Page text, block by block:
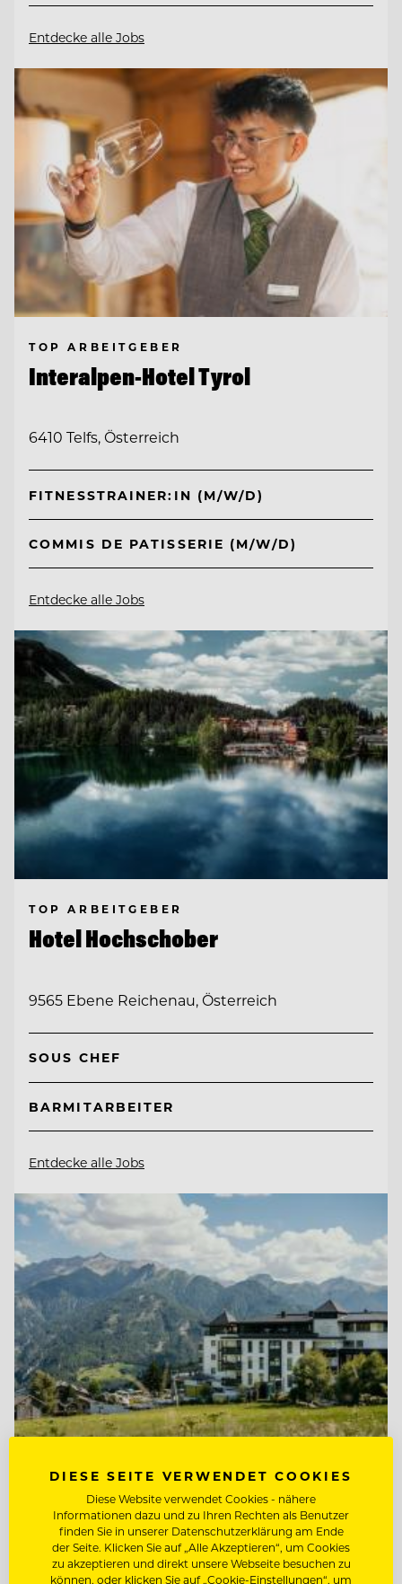
Entdecke alle Jobs
TOP ARBEITGEBER
Interalpen-Hotel Tyrol
6410 Telfs, Österreich
FITNESSTRAINER:IN (M/W/D)
COMMIS DE PATISSERIE (M/W/D)
Entdecke alle Jobs
TOP ARBEITGEBER
Hotel Hochschober
9565 Ebene Reichenau, Österreich
SOUS CHEF
BARMITARBEITER
Entdecke alle Jobs
TOP ARBEITGEBER
Schlosshotel Fiss
6533 Fiss/Tirol, Österreich
DIESE SEITE VERWENDET COOKIES
Diese Website verwendet Cookies - nähere
Informationen dazu und zu Ihren Rechten als Benutzer
finden Sie in unserer Datenschutzerklärung am Ende
der Seite. Klicken Sie auf „Alle Akzeptieren“, um Cookies
zu akzeptieren und direkt unsere Webseite besuchen zu
können, oder klicken Sie auf „Cookie-Einstellungen“, um